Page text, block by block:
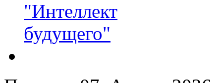
"Интеллект
будущего"